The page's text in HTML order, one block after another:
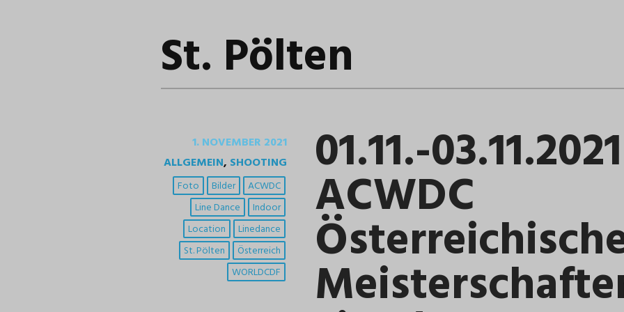
St. Pölten
1. NOVEMBER 2021
ALLGEMEIN, SHOOTING
ACWDC
Bilder
Foto
Indoor
Line Dance
Linedance
Location
Österreich
St. Pölten
WORLDCDF
01.11.-03.11.2021
ACWDC